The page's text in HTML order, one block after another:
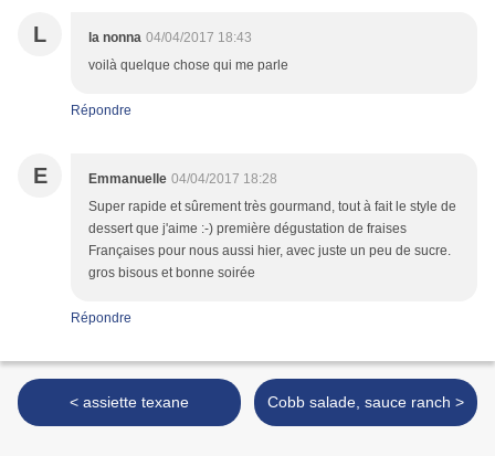
L la nonna 04/04/2017 18:43
voilà quelque chose qui me parle
Répondre
E Emmanuelle 04/04/2017 18:28
Super rapide et sûrement très gourmand, tout à fait le style de
dessert que j'aime :-) première dégustation de fraises
Françaises pour nous aussi hier, avec juste un peu de sucre.
gros bisous et bonne soirée
Répondre
< assiette texane Cobb salade, sauce ranch >